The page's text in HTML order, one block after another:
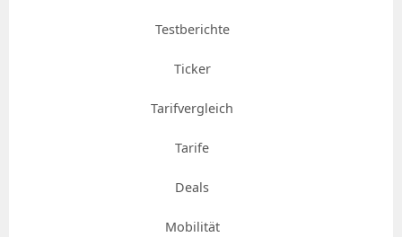
Testberichte
Ticker
Tarifvergleich
Tarife
Deals
Mobilität